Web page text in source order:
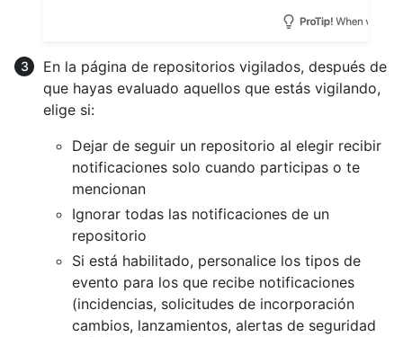
En la página de repositorios vigilados, después de
que hayas evaluado aquellos que estás vigilando,
elige si:
Dejar de seguir un repositorio al elegir recibir
notificaciones solo cuando participas o te
mencionan
Ignorar todas las notificaciones de un
repositorio
Si está habilitado, personalice los tipos de
evento para los que recibe notificaciones
(incidencias, solicitudes de incorporación
cambios, lanzamientos, alertas de seguridad